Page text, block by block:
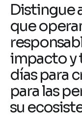
Distingue
que
impacto y
días para
para las
su